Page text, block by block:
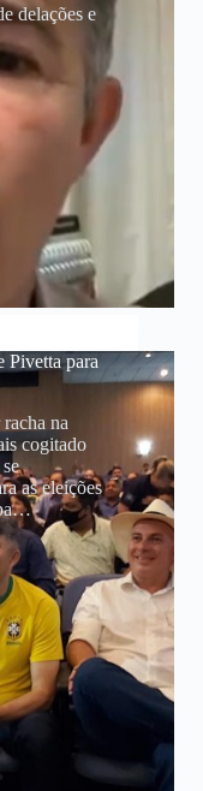
delações e
Pivetta para
na
cogitado
as eleições